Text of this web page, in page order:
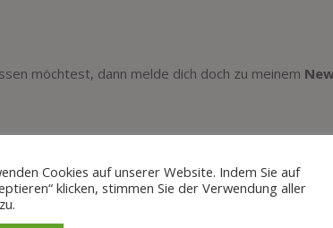
möchtest, dann melde dich doch zu meinem
Cookies auf unserer Website. Indem Sie auf
klicken, stimmen Sie der Verwendung aller